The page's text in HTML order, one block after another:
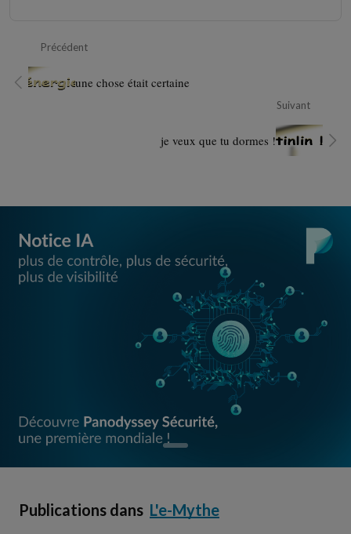
Précédent
une chose était certaine
Suivant
je veux que tu dormes !
Publications dans L'e-Mythe